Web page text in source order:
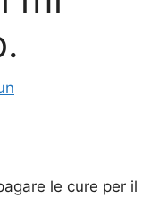
le cure per il